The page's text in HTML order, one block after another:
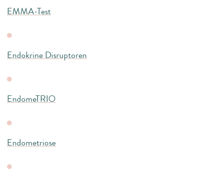
EMMA-Test
Endokrine Disruptoren
EndomeTRIO
Endometriose